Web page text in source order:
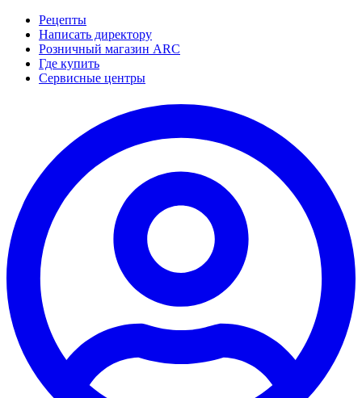
Рецепты
Написать директору
Розничный магазин ARC
Где купить
Сервисные центры